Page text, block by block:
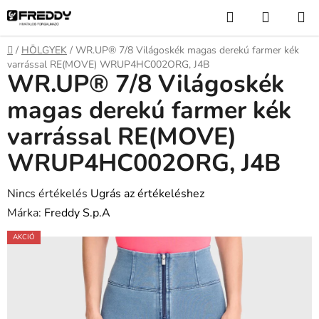
Ugrás
fő
tartalomhoz
KeresésKOSÁR
Kezdőlap
/ HÖLGYEK / WR.UP® 7/8 Világoskék magas derekú farmer kék
varrással RE(MOVE) WRUP4HC002ORG, J4B
WR.UP® 7/8 Világoskék
magas derekú farmer kék
varrással RE(MOVE)
WRUP4HC002ORG, J4B
A
termék
átlagos
Nincs értékelés Ugrás az értékeléshez
Márka: Freddy S.p.A
AKCIÓ